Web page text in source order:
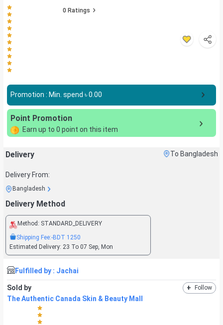
0 Ratings
Promotion : Min. spend ৳0.00
Point Promotion
Earn up to 0 point on this item
Delivery To Bangladesh
Delivery From:
Bangladesh
Delivery Method
Method: STANDARD_DELIVERY
Shipping Fee:-BDT 1250
Estimated Delivery: 23 To 07 Sep, Mon
Fulfilled by : Jachai
Sold by + Follow
The Authentic Canada Skin & Beauty Mall